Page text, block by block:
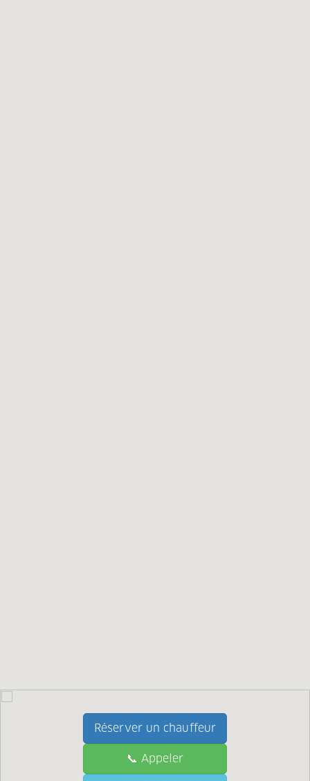
📞 Call
Réserver un chauffeur
📞 Appeler